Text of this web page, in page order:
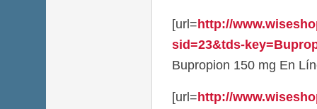
[url=http://
sid=23&tds-
Bupropion 150 mg En
[url=http://